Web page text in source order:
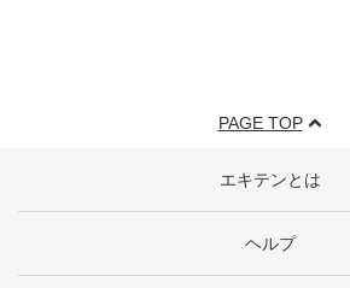
PAGE TOP
エキテンとは
ヘルプ